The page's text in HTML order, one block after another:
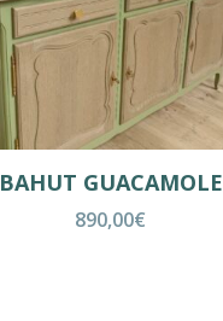
BAHUT GUACAMOLE
890,00€